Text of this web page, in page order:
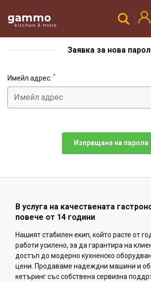
gammo
kitchen & more
Заявка за нова
Имейл адрес: *
В услуга на качествената
повече от 14 години
Нашият стабилен екип, който расте от
работи усилено, за да гарантира на
достъп до модерно кухненско
цени. Продаваме надеждни машини и
кетъринг със собствена сервизна